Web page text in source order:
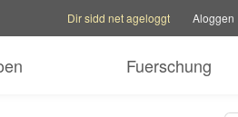
Dir sidd net ageloggt Aloggen
Fuerschung